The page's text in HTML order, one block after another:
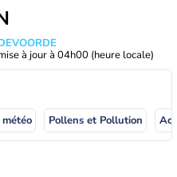
à jour à 04h00 (heure locale)
Pollens et Pollution